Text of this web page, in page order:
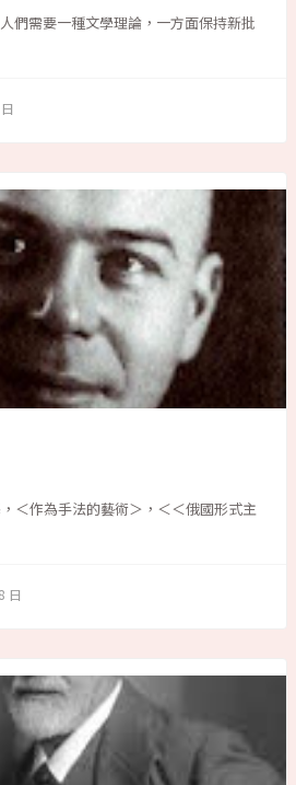
們需要一種文學理論，一方面保持新批
＜作為手法的藝術＞，＜＜俄國形式主
日